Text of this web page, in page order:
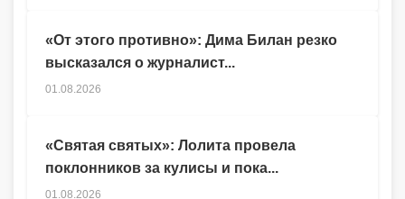
«От этого противно»: Дима Билан резко
высказался о журналист...
01.08.2026
«Святая святых»: Лолита провела
поклонников за кулисы и пока...
01.08.2026